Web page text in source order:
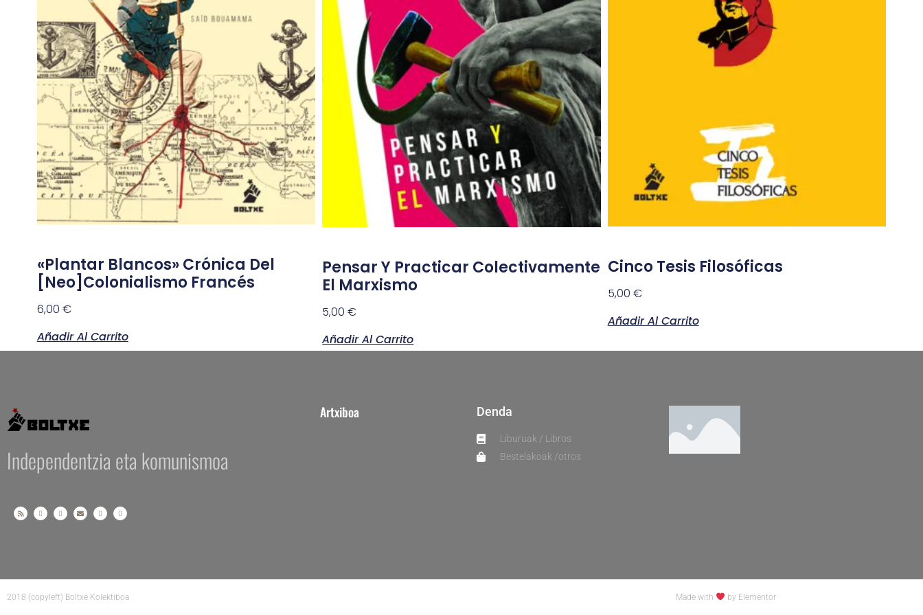
«Plantar Blancos» Crónica Del
[neo]colonialismo Francés
6,00 €
Añadir Al Carrito
Pensar Y Practicar Colectivamente
El Marxismo
5,00€
Añadir Al Carrito
Cinco Tesis Filosóficas
5,00 €
Añadir Al Carrito
Independentzia eta komunismoa
Artxiboa Denda
Liburuak / Libros
Bestelakoak /otros
2018 (copyleft) Boltxe Kolektiboa Made with by Elementor